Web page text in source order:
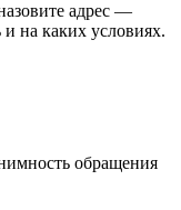
адрес —
на каких условиях.
обращения